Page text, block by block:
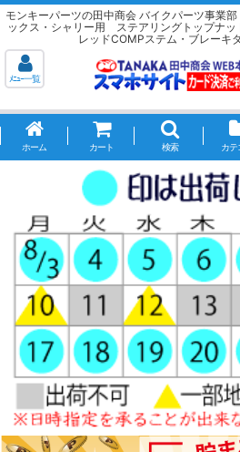
モンキーパーツの田中商会 バイクパーツ事業
ックス・シャリー用 ステアリングトップナッ
レッドCOMPステム・ブレーキ
ﾒﾆｭｰ一覧
ホーム カート 検索 カテ